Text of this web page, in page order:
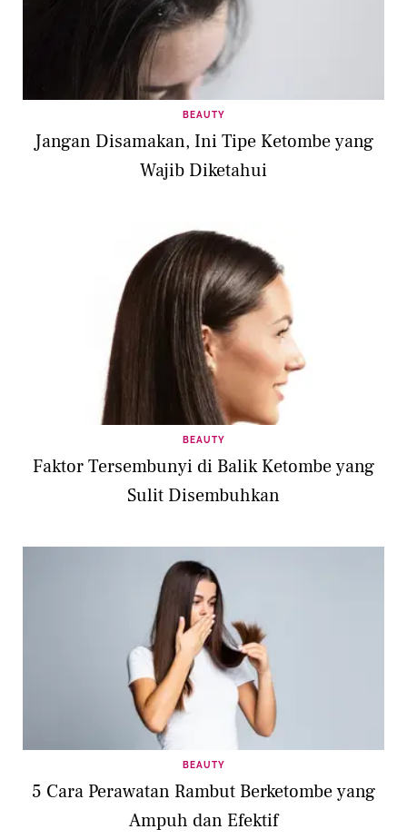
BEAUTY
Jangan Disamakan, Ini Tipe Ketombe yang
Wajib Diketahui
BEAUTY
Faktor Tersembunyi di Balik Ketombe yang
Sulit Disembuhkan
BEAUTY
5 Cara Perawatan Rambut Berketombe yang
Ampuh dan Efektif